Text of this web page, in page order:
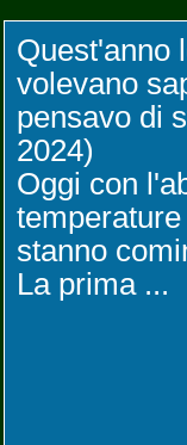
Quest'anno
volevano
pensavo di
2024)
Oggi con
stanno
La prima ...